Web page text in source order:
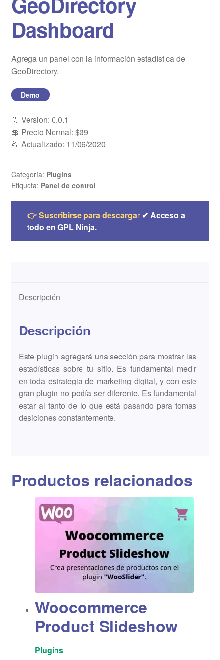
Blog
Mi cuenta
Dashboard
Agrega un panel con la información estadística de
GeoDirectory.
Demo
📁 Version: 0.0.1
💲 Precio Normal: $39
📂 Actualizado: 11/06/2020
Categoría: Plugins
Etiqueta: Panel de control
👉 Suscribirse para descargar✔ Acceso a
todo en GPL Ninja.
Descripción
Descripción
Este plugin agregará una sección para mostrar las
estadísticas sobre tu sitio. Es fundamental medir
en toda estrategia de marketing digital, y con este
gran plugin no podía ser diferente. Es fundamental
estar al tanto de lo que está pasando para tomas
desiciones constantemente.
Productos relacionados
Woocommerce
Product Slideshow
Plugins